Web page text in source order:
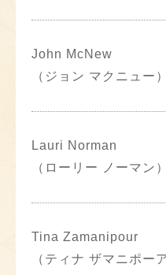
John McNew
（ジョン マクニュー）
Lauri Norman
（ローリー ノーマン）
Tina Zamanipour
（ティナ ザマニポーア